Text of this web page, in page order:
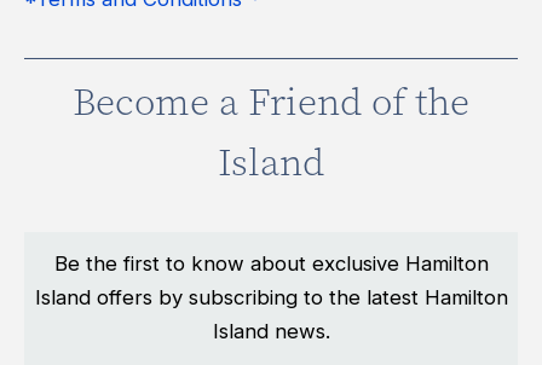
Become a Friend of the
Island
Be the first to know about exclusive Hamilton
Island offers by subscribing to the latest Hamilton
Island news.